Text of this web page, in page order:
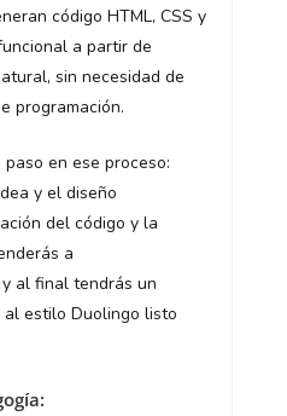
código HTML, CSS y
a partir de
sin necesidad de
programación.
en ese proceso:
y el diseño
del código y la
a
al final tendrás un
estilo Duolingo listo